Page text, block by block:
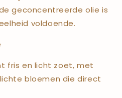
geconcentreerde olie is
voldoende.
fris en licht zoet, met
bloemen die direct